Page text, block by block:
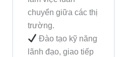
chuyển giữa các thị
trường.
Đào tạo kỹ năng
lãnh đạo, giao tiếp